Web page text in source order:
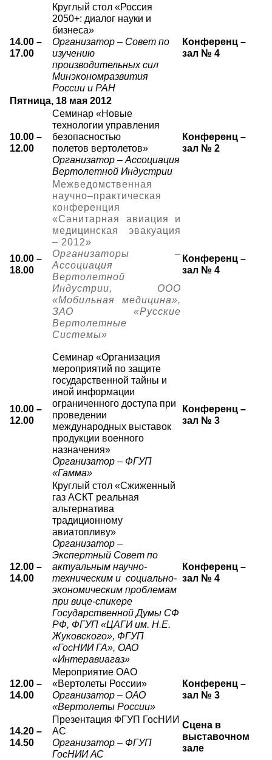
14.00 –
17.00
Круглый стол «Россия
2050+: диалог науки и
бизнеса»
Организатор – Совет по
изучению
производительных сил
Минэкономразвития
России и РАН
Конференц –
зал № 4
Пятница, 18 мая 2012
10.00 –
12.00
Семинар «Новые
технологии управления
безопасностью
полетов вертолетов»
Организатор – Ассоциация
Вертолетной Индустрии
Конференц –
зал № 2
10.00 –
18.00
Межведомственная
научно–практическая
конференция
«Санитарная авиация и
медицинская эвакуация
– 2012»
Организаторы –
Ассоциация
Вертолетной
Индустрии, ООО
«Мобильная медицина»,
ЗАО «Русские
Вертолетные
Системы»
Конференц –
зал № 4
10.00 –
12.00
Семинар «Организация
мероприятий по защите
государственной тайны и
иной информации
ограниченного доступа при
проведении
международных выставок
продукции военного
назначения»
Организатор – ФГУП
«Гамма»
Конференц –
зал № 3
12.00 –
14.00
Круглый стол «Сжиженный
газ АСКТ реальная
альтернатива
традиционному
авиатопливу»
Организатор –
Экспертный Совет по
актуальным научно-
техническим и социально-
экономическим проблемам
при вице-спикере
Государственной Думы СФ
РФ, ФГУП «ЦАГИ им. Н.Е.
Жуковского», ФГУП
«ГосНИИ ГА», ОАО
«Интеравиагаз»
Конференц –
зал № 4
12.00 –
14.00
Мероприятие ОАО
«Вертолеты России»
Организатор – ОАО
«Вертолеты России»
Конференц –
зал № 3
14.20 –
14.50
Презентация ФГУП ГосНИИ
АС
Организатор – ФГУП
ГосНИИ АС
Сцена в
выставочном
зале